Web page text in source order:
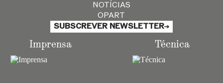
NOTÍCIAS
OPART
SUBSCREVER NEWSLETTER
Imprensa Técnica